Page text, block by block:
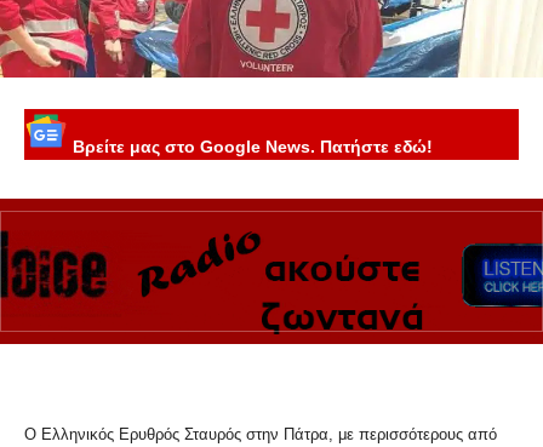
Βρείτε μας στο Google News. Πατήστε εδώ!
Ο Ελληνικός Ερυθρός Σταυρός στην Πάτρα, με περισσότερους από